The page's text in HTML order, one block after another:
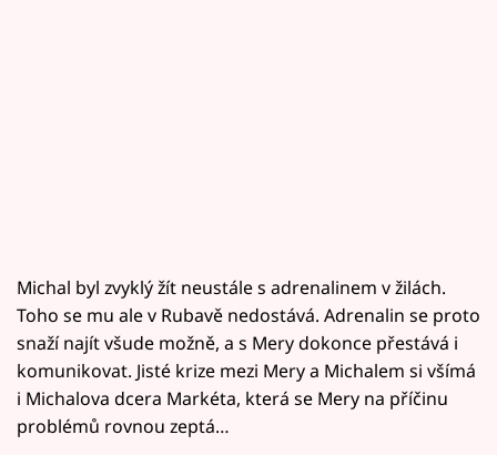
Michal byl zvyklý žít neustále s adrenalinem v žilách.
Toho se mu ale v Rubavě nedostává. Adrenalin se proto
snaží najít všude možně, a s Mery dokonce přestává i
komunikovat. Jisté krize mezi Mery a Michalem si všímá
i Michalova dcera Markéta, která se Mery na příčinu
problémů rovnou zeptá…